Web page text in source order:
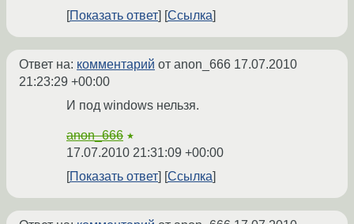
Показать ответ
Ссылка
Ответ на: комментарий от anon_666 17.07.2010
21:23:29 +00:00
И под windows нельзя.
anon_666 ★
17.07.2010 21:31:09 +00:00
Показать ответ
Ссылка